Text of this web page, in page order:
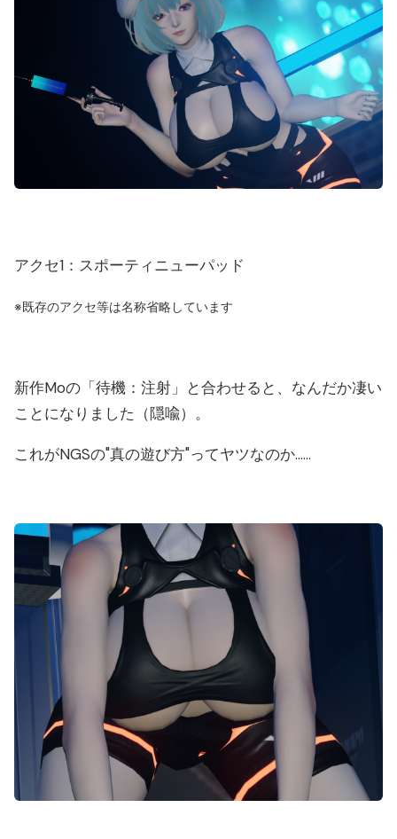
アクセ1：スポーティニューパッド
※既存のアクセ等は名称省略しています
新作Moの「待機：注射」と合わせると、なんだか凄い
ことになりました（隠喩）。
これがNGSの"真の遊び方"ってヤツなのか……